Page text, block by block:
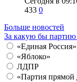
433 0
Больше новостей
За какую бы партию
«Единая Россия»
«Яблоко»
ЛДПР
«Партия прямой